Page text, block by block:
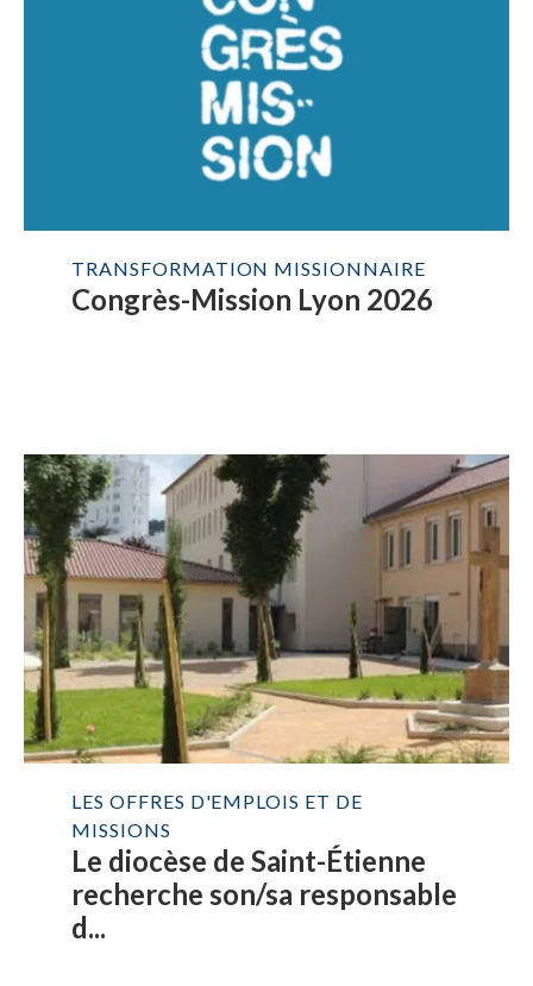
TRANSFORMATION MISSIONNAIRE
Congrès-Mission Lyon 2026
LES OFFRES D'EMPLOIS ET DE
MISSIONS
Le diocèse de Saint-Étienne
recherche son/sa responsable
d...